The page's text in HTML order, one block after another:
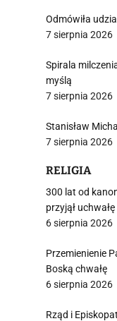
Odmówiła
7 sierpnia 2026
Spirala
myślą
7 sierpnia 2026
Stanisław
7 sierpnia 2026
RELIGIA
300 lat od
przyjął uchwałę
6 sierpnia 2026
Przemienienie
Boską chwałę
6 sierpnia 2026
Rząd i